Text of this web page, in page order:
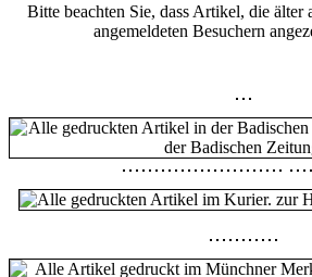
Bitte beachten Sie, dass Artikel, die älter
angemeldeten Besuchern